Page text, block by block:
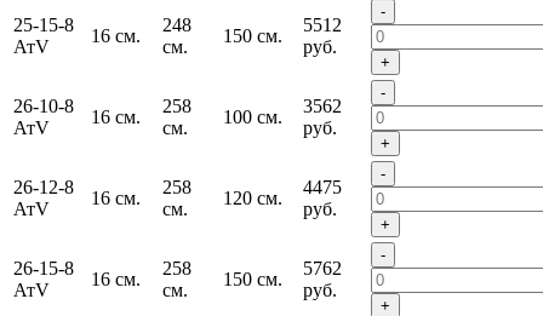
25-15-8
АтV
16 см.
248
см.
150 см.
5512
руб.
-
+
26-10-8
АтV
16 см.
258
см.
100 см.
3562
руб.
-
+
26-12-8
АтV
16 см.
258
см.
120 см.
4475
руб.
-
+
26-15-8
АтV
16 см.
258
см.
150 см.
5762
руб.
-
+